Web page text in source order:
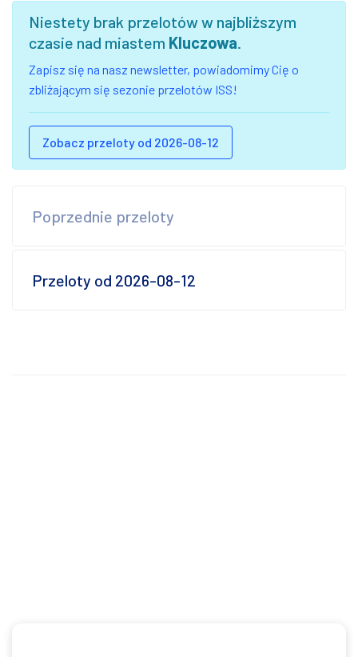
Niestety brak przelotów w najbliższym
czasie nad miastem Kluczowa.
Zapisz się na nasz newsletter, powiadomimy Cię o
zbliżającym się sezonie przelotów ISS!
Zobacz przeloty od 2026-08-12
Poprzednie przeloty
Przeloty od 2026-08-12